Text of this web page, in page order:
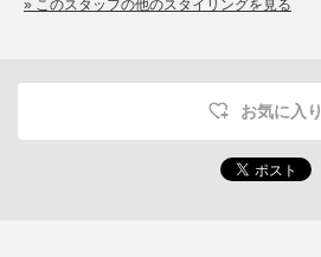
» このスタッフの他のスタイリングを見る
お気に入り